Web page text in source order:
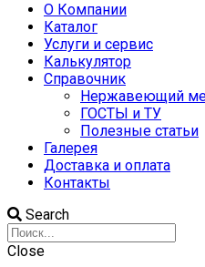
О Компании
Каталог
Услуги и сервис
Калькулятор
Справочник
Нержавеющий
ГОСТЫ и ТУ
Полезные статьи
Галерея
Доставка и оплата
Контакты
Search
Close